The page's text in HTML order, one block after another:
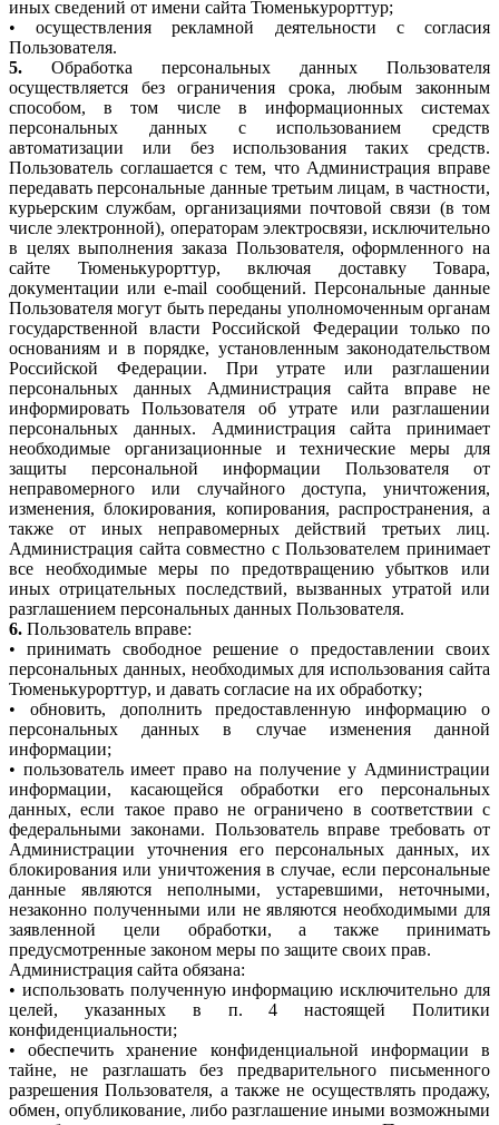
иных сведений от имени сайта Тюменькурорттур;
• осуществления рекламной деятельности с согласия
Пользователя.
5. Обработка персональных данных Пользователя
осуществляется без ограничения срока, любым законным
способом, в том числе в информационных системах
персональных данных с использованием средств
автоматизации или без использования таких средств.
Пользователь соглашается с тем, что Администрация вправе
передавать персональные данные третьим лицам, в частности,
курьерским службам, организациями почтовой связи (в том
числе электронной), операторам электросвязи, исключительно
в целях выполнения заказа Пользователя, оформленного на
сайте Тюменькурорттур, включая доставку Товара,
документации или e-mail сообщений. Персональные данные
Пользователя могут быть переданы уполномоченным органам
государственной власти Российской Федерации только по
основаниям и в порядке, установленным законодательством
Российской Федерации. При утрате или разглашении
персональных данных Администрация сайта вправе не
информировать Пользователя об утрате или разглашении
персональных данных. Администрация сайта принимает
необходимые организационные и технические меры для
защиты персональной информации Пользователя от
неправомерного или случайного доступа, уничтожения,
изменения, блокирования, копирования, распространения, а
также от иных неправомерных действий третьих лиц.
Администрация сайта совместно с Пользователем принимает
все необходимые меры по предотвращению убытков или
иных отрицательных последствий, вызванных утратой или
разглашением персональных данных Пользователя.
6. Пользователь вправе:
• принимать свободное решение о предоставлении своих
персональных данных, необходимых для использования сайта
Тюменькурорттур, и давать согласие на их обработку;
• обновить, дополнить предоставленную информацию о
персональных данных в случае изменения данной
информации;
• пользователь имеет право на получение у Администрации
информации, касающейся обработки его персональных
данных, если такое право не ограничено в соответствии с
федеральными законами. Пользователь вправе требовать от
Администрации уточнения его персональных данных, их
блокирования или уничтожения в случае, если персональные
данные являются неполными, устаревшими, неточными,
незаконно полученными или не являются необходимыми для
заявленной цели обработки, а также принимать
предусмотренные законом меры по защите своих прав.
Администрация сайта обязана:
• использовать полученную информацию исключительно для
целей, указанных в п. 4 настоящей Политики
конфиденциальности;
• обеспечить хранение конфиденциальной информации в
тайне, не разглашать без предварительного письменного
разрешения Пользователя, а также не осуществлять продажу,
обмен, опубликование, либо разглашение иными возможными